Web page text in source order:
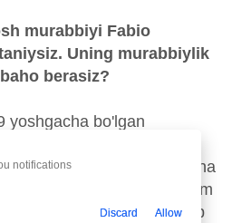
murabbiyi Fabio
Uning murabbiylik
berasiz?
yoshgacha bo'lgan
yurgan paytlaridan
sifatida uning qanday afsona
biladi. Murabbiy sifatida ham
va mazmunli faoliyat olib
notifications
Discard Allow